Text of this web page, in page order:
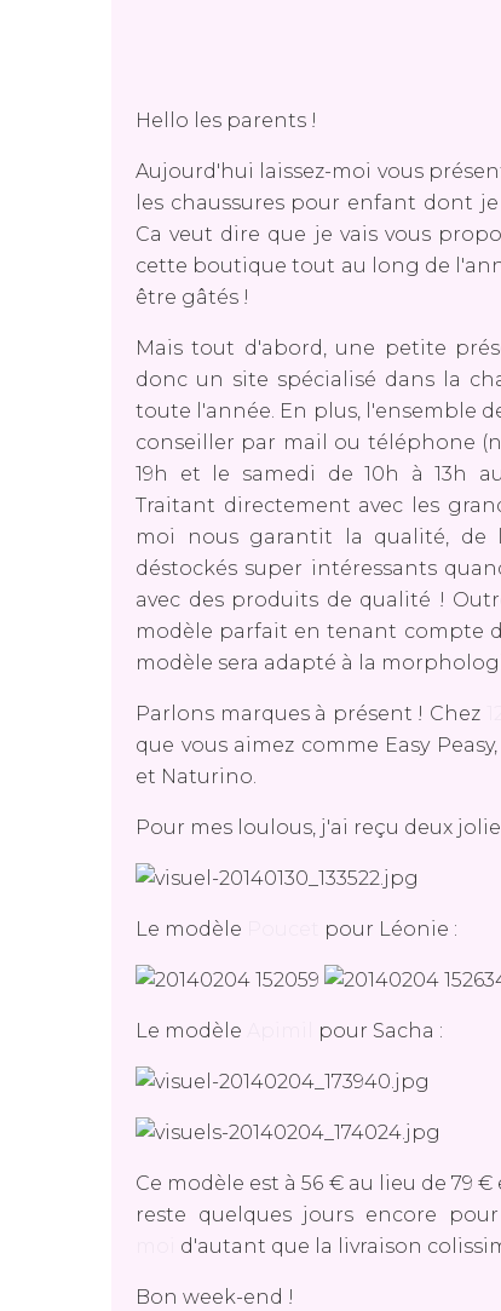
Hello les parents !
Aujourd'hui laissez-moi vous
les chaussures pour enfant dont
Ca veut dire que je vais vous
cette boutique tout au long de
être gâtés !
Mais tout d'abord, une petite
donc un site spécialisé dans la
toute l'année. En plus, l'ensemble
conseiller par mail ou téléphone
19h et le samedi de 10h à 13h au
Traitant directement avec les
moi nous garantit la qualité, de
déstockés super intéressants
avec des produits de qualité !
modèle parfait en tenant compte
modèle sera adapté à la
Parlons marques à présent ! Chez
que vous aimez comme Easy
et Naturino.
Pour mes loulous, j'ai reçu deux
Le modèle pour Léonie :
Le modèle pour Sacha :
Ce modèle est à 56 € au lieu de 79
reste quelques jours encore
d'autant que la livraison
Bon week-end !